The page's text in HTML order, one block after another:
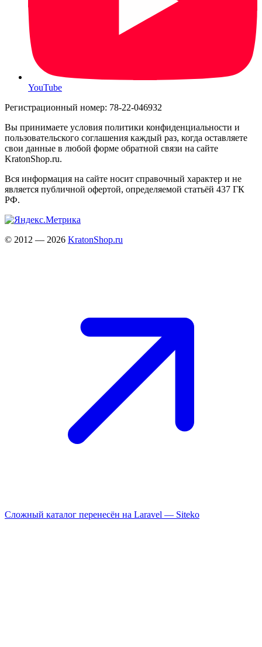
YouTube
Регистрационный номер: 78-22-046932
Вы принимаете условия политики конфиденциальности и
пользовательского соглашения каждый раз, когда оставляете
свои данные в любой форме обратной связи на сайте
KratonShop.ru.
Вся информация на сайте носит справочный характер и не
является публичной офертой, определяемой статьёй 437 ГК
РФ.
© 2012 — 2026 KratonShop.ru
Сложный каталог перенесён на Laravel — Siteko